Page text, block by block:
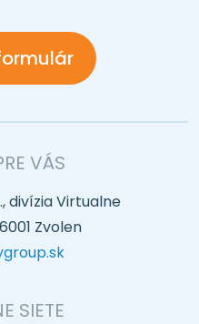
VÁS
divízia Virtualne
Zvolen
SIETE